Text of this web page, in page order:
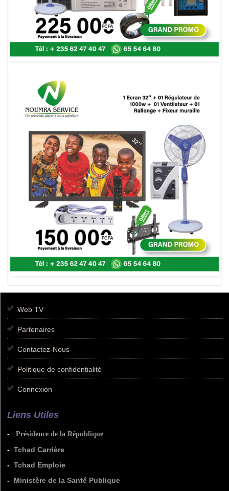
Web TV
Partenaires
Contactez-Nous
Politique de confidentialité
Connexion
Liens Utiles
- Présidence de la République
- Tchad Carrière
- Tchad Emploie
- Ministère de la Santé Publique